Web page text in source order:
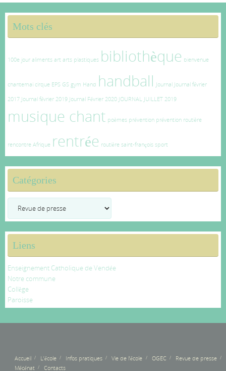
Mots clés
100e jour aliments art arts plastiques bibliothèque bienvenue
chantemai cirque EPS GS gym Hand handball Journal Journal février
2017 Journal février 2019 Journal Février 2020 JOURNAL JUILLET 2019
musique chant poèmes prévention prévention routière
rencontre Afrique rentrée routière saint-françois sport
Catégories
Liens
Enseignement Catholique de Vendée
Notre commune
Collège
Paroisse
Accueil L’école Infos pratiques Vie de l’école OGEC
Revue de presse
Mécénat
Contacts